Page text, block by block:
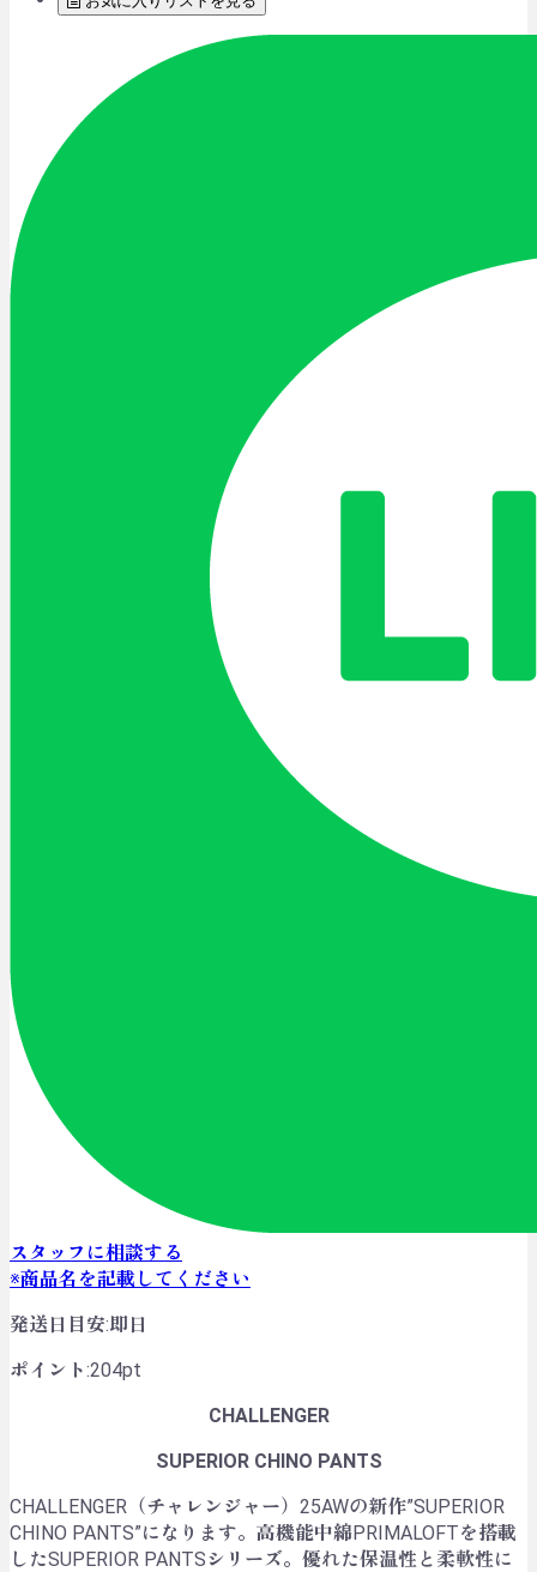
スタッフに相談する
※商品名を記載してください
発送日目安:即日
ポイント:204pt
CHALLENGER
SUPERIOR CHINO PANTS
CHALLENGER（チャレンジャー）25AWの新作”SUPERIOR
CHINO PANTS”になります。高機能中綿PRIMALOFTを搭載
したSUPERIOR PANTSシリーズ。優れた保温性と柔軟性に